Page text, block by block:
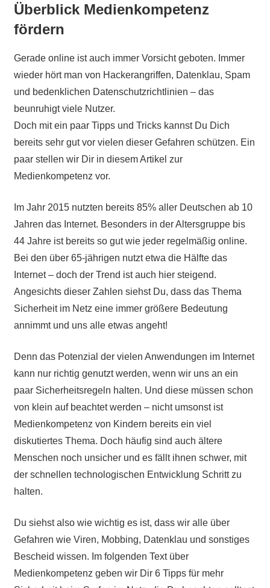
Überblick Medienkompetenz
fördern
Gerade online ist auch immer Vorsicht geboten. Immer
wieder hört man von Hackerangriffen, Datenklau, Spam
und bedenklichen Datenschutzrichtlinien – das
beunruhigt viele Nutzer.
Doch mit ein paar Tipps und Tricks kannst Du Dich
bereits sehr gut vor vielen dieser Gefahren schützen. Ein
paar stellen wir Dir in diesem Artikel zur
Medienkompetenz vor.
Im Jahr 2015 nutzten bereits 85% aller Deutschen ab 10
Jahren das Internet. Besonders in der Altersgruppe bis
44 Jahre ist bereits so gut wie jeder regelmäßig online.
Bei den über 65-jährigen nutzt etwa die Hälfte das
Internet – doch der Trend ist auch hier steigend.
Angesichts dieser Zahlen siehst Du, dass das Thema
Sicherheit im Netz eine immer größere Bedeutung
annimmt und uns alle etwas angeht!
Denn das Potenzial der vielen Anwendungen im Internet
kann nur richtig genutzt werden, wenn wir uns an ein
paar Sicherheitsregeln halten. Und diese müssen schon
von klein auf beachtet werden – nicht umsonst ist
Medienkompetenz von Kindern bereits ein viel
diskutiertes Thema. Doch häufig sind auch ältere
Menschen noch unsicher und es fällt ihnen schwer, mit
der schnellen technologischen Entwicklung Schritt zu
halten.
Du siehst also wie wichtig es ist, dass wir alle über
Gefahren wie Viren, Mobbing, Datenklau und sonstiges
Bescheid wissen. Im folgenden Text über
Medienkompetenz geben wir Dir 6 Tipps für mehr